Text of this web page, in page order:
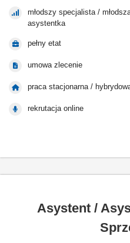
młodszy specjalista /
asystentka
pełny etat
umowa zlecenie
praca stacjonarna /
rekrutacja online
Asystent /